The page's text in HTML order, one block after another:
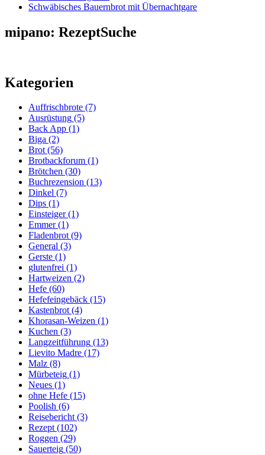
Schwäbisches Bauernbrot mit Übernachtgare
mipano: RezeptSuche
Kategorien
Auffrischbrote (7)
Ausrüstung (5)
Back App (1)
Biga (2)
Brot(56)
Brotbackforum (1)
Brötchen (30)
Buchrezension (13)
Dinkel (7)
Dips (1)
Einsteiger(1)
Emmer(1)
Fladenbrot(9)
General (3)
Gerste (1)
glutenfrei (1)
Hartweizen (2)
Hefe (60)
Hefefeingebäck (15)
Kastenbrot(4)
Khorasan-Weizen (1)
Kuchen (3)
Langzeitführung (13)
Lievito Madre (17)
Malz (8)
Mürbeteig (1)
Neues (1)
ohne Hefe (15)
Poolish (6)
Reisebericht(3)
Rezept(102)
Roggen (29)
Sauerteig (50)